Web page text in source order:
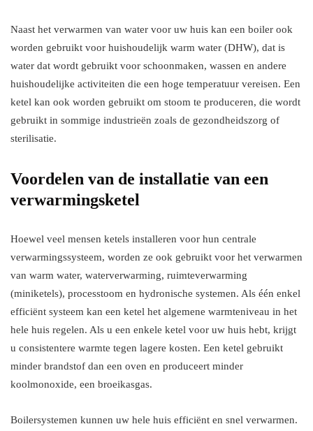
Naast het verwarmen van water voor uw huis kan een boiler ook
worden gebruikt voor huishoudelijk warm water (DHW), dat is
water dat wordt gebruikt voor schoonmaken, wassen en andere
huishoudelijke activiteiten die een hoge temperatuur vereisen. Een
ketel kan ook worden gebruikt om stoom te produceren, die wordt
gebruikt in sommige industrieën zoals de gezondheidszorg of
sterilisatie.
Voordelen van de installatie van een
verwarmingsketel
Hoewel veel mensen ketels installeren voor hun centrale
verwarmingssysteem, worden ze ook gebruikt voor het verwarmen
van warm water, waterverwarming, ruimteverwarming
(miniketels), processtoom en hydronische systemen. Als één enkel
efficiënt systeem kan een ketel het algemene warmteniveau in het
hele huis regelen. Als u een enkele ketel voor uw huis hebt, krijgt
u consistentere warmte tegen lagere kosten. Een ketel gebruikt
minder brandstof dan een oven en produceert minder
koolmonoxide, een broeikasgas.
Boilersystemen kunnen uw hele huis efficiënt en snel verwarmen.